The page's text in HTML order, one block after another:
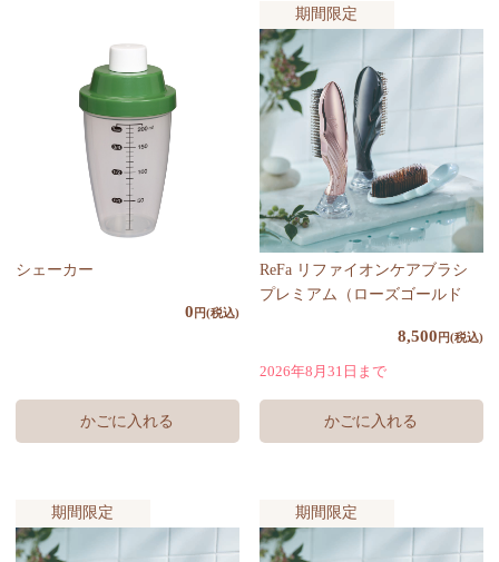
シェーカー
0 円(税込)
期間限定
ReFa リファイオンケアブラシ
プレミアム（ローズゴールド
8,500 円(税込)
2026年8月31日まで
期間限定 期間限定